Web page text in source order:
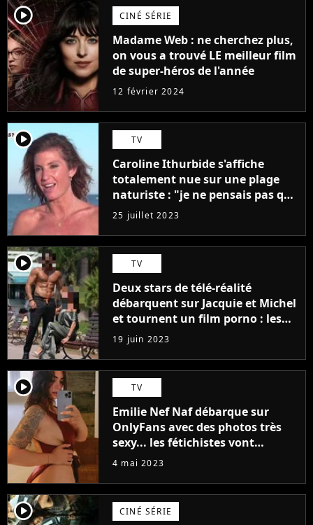
player2 CINÉ SÉRIE
Madame Web : ne cherchez plus,
on vous a trouvé LE meilleur film
de super-héros de l'année
12 février 2024
player2 TV
Caroline Ithurbide s'affiche
totalement nue sur une plage
naturiste : "je ne pensais pas que
j'arriverais à le faire..."
25 juillet 2023
player2 TV
Deux stars de télé-réalité
débarquent sur Jacquie et Michel
et tournent un film porno : les
premières images du tournage
(exclu)
19 juin 2023
player2 TV
Emilie Nef Naf débarque sur
OnlyFans avec des photos très
sexy... les fétichistes vont
prendre leur pied !
4 mai 2023
player2 CINÉ SÉRIE